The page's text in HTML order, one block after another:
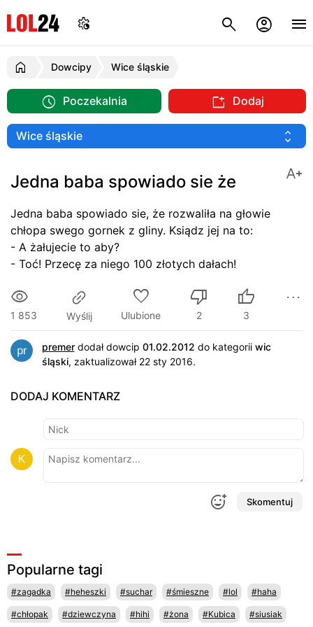
Dowcipy Wice śląskie
Poczekalnia Dodaj
Jedna baba spowiado sie że
Jedna baba spowiado sie, że rozwaliła na głowie
chłopa swego gornek z gliny. Ksiądz jej na to:
- A żałujecie to aby?
- Toć! Przecę za niego 100 złotych dałach!
1 853 Wyślij Ulubione 2 3
premerdodał dowcip 01.02.2012 do kategorii wic
śląski, zaktualizował 22 sty 2016.
DODAJ KOMENTARZ
Skomentuj
Popularne tagi
#zagadka #heheszki #suchar #śmieszne #lol #haha
#chłopak #dziewczyna #hihi #żona #Kubica #siusiak